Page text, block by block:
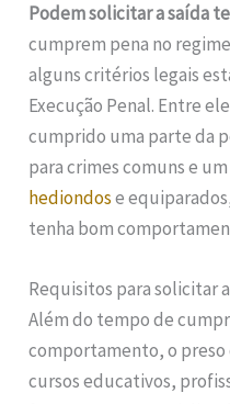
Podem solicitar a saída
cumprem pena no
alguns critérios legais
Execução Penal. Entre
cumprido uma parte da
para crimes comuns e
hediondose
tenha bom
Requisitos para solicitar
Além do tempo de
comportamento, o
cursos educativos,